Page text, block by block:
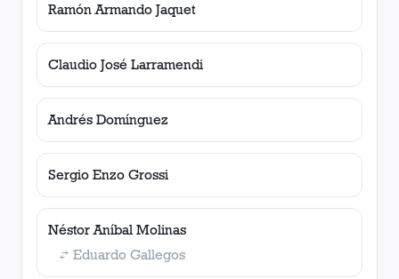
Ramón Armando Jaquet
Claudio José Larramendi
Andrés Domínguez
Sergio Enzo Grossi
Néstor Aníbal Molinas
Eduardo Gallegos